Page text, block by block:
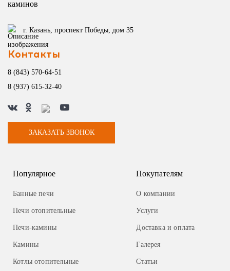
г. Казань, проспект Победы, дом 35
Контакты
8 (843) 570-64-51
8 (937) 615-32-40
ЗАКАЗАТЬ ЗВОНОК
Популярное
Банные печи
Печи отопительные
Печи-камины
Камины
Котлы отопительные
Покупателям
О компании
Услуги
Доставка и оплата
Галерея
Статьи